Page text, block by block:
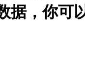
据，你可